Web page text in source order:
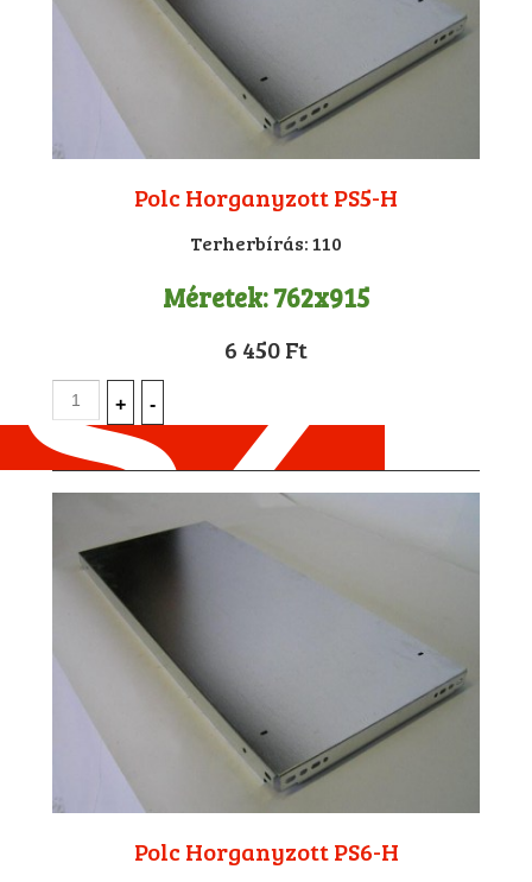
Polc Horganyzott PS5-H
Terherbírás:110
Méretek:762x915
6 450 Ft
Polc Horganyzott PS6-H